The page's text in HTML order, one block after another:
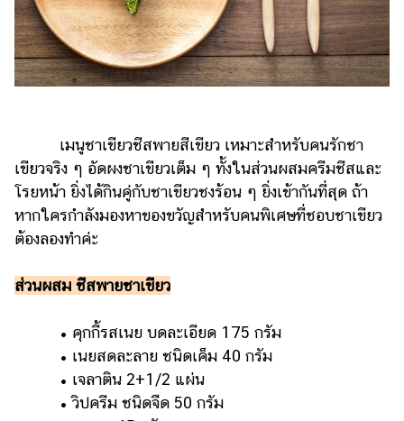
เมนูชาเขียวชีสพายสีเขียว เหมาะสำหรับคนรักชา
เขียวจริง ๆ อัดผงชาเขียวเต็ม ๆ ทั้งในส่วนผสมครีมชีสและ
โรยหน้า ยิ่งได้กินคู่กับชาเขียวชงร้อน ๆ ยิ่งเข้ากันที่สุด ถ้า
หากใครกำลังมองหาของขวัญสำหรับคนพิเศษที่ชอบชาเขียว
ต้องลองทำค่ะ
ส่วนผสม ชีสพายชาเขียว
• คุกกี้รสเนย บดละเอียด 175 กรัม
• เนยสดละลาย ชนิดเค็ม 40 กรัม
• เจลาติน 2+1/2 แผ่น
• วิปครีม ชนิดจืด 50 กรัม